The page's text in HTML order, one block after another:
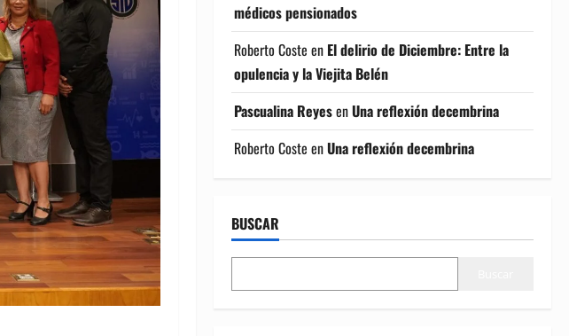
médicos pensionados
Roberto Coste en El delirio de Diciembre: Entre la
opulencia y la Viejita Belén
Pascualina ReyesenUna reflexión decembrina
Roberto Coste enUna reflexión decembrina
BUSCAR